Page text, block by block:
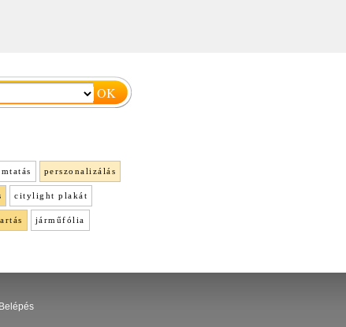
perszonalizálás
citylight plakát
járműfólia
Belépés